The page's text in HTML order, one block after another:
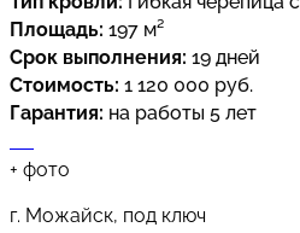
Площадь: 197 м²
Срок выполнения: 19 дней
Стоимость: 1 120 000 руб.
Гарантия: на работы 5 лет
+ фото
г. Можайск, под ключ